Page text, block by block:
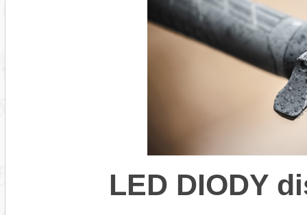
LED DIODY